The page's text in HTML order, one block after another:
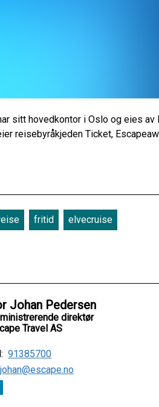
sitt hovedkontor i Oslo og eies
reisebyråkjeden Ticket,
fritid elvecruise
Johan Pedersen
direktør
Travel AS
91385700